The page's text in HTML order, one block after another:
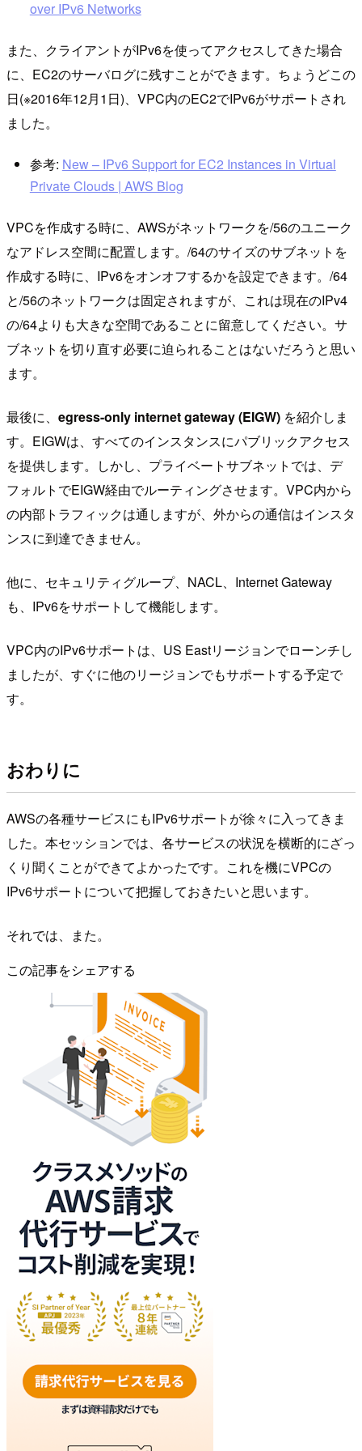
over IPv6 Networks
また、クライアントがIPv6を使ってアクセスしてきた場合
に、EC2のサーバログに残すことができます。ちょうどこの
日(※2016年12月1日)、VPC内のEC2でIPv6がサポートされ
ました。
参考: New – IPv6 Support for EC2 Instances in Virtual
Private Clouds | AWS Blog
VPCを作成する時に、AWSがネットワークを/56のユニーク
なアドレス空間に配置します。/64のサイズのサブネットを
作成する時に、IPv6をオンオフするかを設定できます。/64
と/56のネットワークは固定されますが、これは現在のIPv4
の/64よりも大きな空間であることに留意してください。サ
ブネットを切り直す必要に迫られることはないだろうと思い
ます。
最後に、 egress-only internet gateway (EIGW) を紹介しま
す。EIGWは、すべてのインスタンスにパブリックアクセス
を提供します。しかし、プライベートサブネットでは、デ
フォルトでEIGW経由でルーティングさせます。VPC内から
の内部トラフィックは通しますが、外からの通信はインスタ
ンスに到達できません。
他に、セキュリティグループ、NACL、Internet Gateway
も、IPv6をサポートして機能します。
VPC内のIPv6サポートは、US Eastリージョンでローンチし
ましたが、すぐに他のリージョンでもサポートする予定で
す。
おわりに
AWSの各種サービスにもIPv6サポートが徐々に入ってきま
した。本セッションでは、各サービスの状況を横断的にざっ
くり聞くことができてよかったです。これを機にVPCの
IPv6サポートについて把握しておきたいと思います。
それでは、また。
この記事をシェアする